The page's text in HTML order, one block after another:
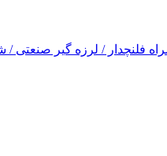
فلنچدار / لرزه گیر صنعتی /